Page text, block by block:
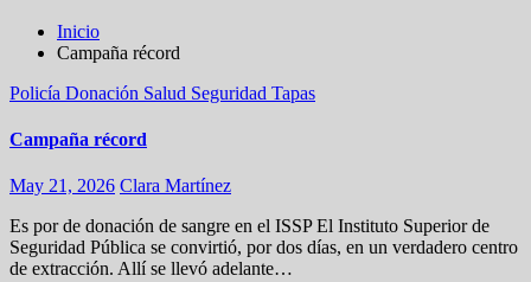
Inicio
Campaña récord
Policía Donación Salud Seguridad Tapas
Campaña récord
May 21, 2026 Clara Martínez
Es por de donación de sangre en el ISSP El Instituto Superior de
Seguridad Pública se convirtió, por dos días, en un verdadero centro
de extracción. Allí se llevó adelante…